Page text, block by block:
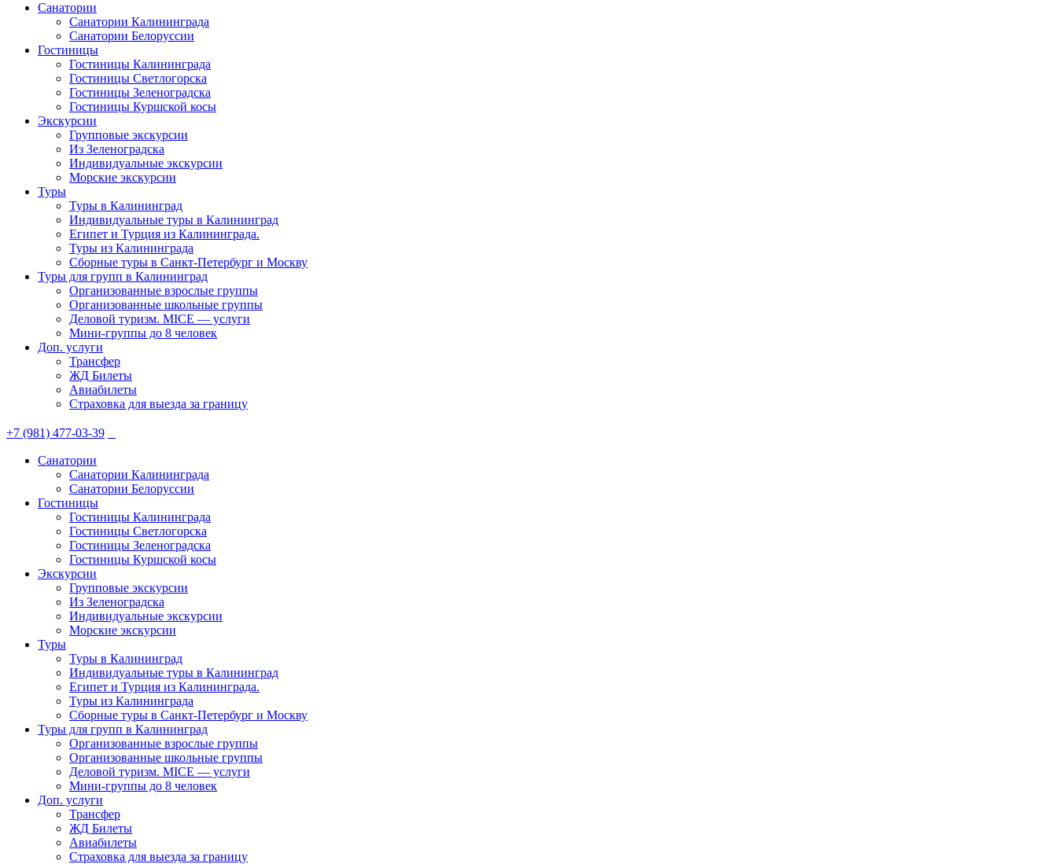
Санатории
Санатории Калининграда
Санатории Белоруссии
Гостиницы
Гостиницы Калининграда
Гостиницы Светлогорска
Гостиницы Зеленоградска
Гостиницы Куршской косы
Экскурсии
Групповые экскурсии
Из Зеленоградска
Индивидуальные экскурсии
Морские экскурсии
Туры
Туры в Калининград
Индивидуальные туры в Калининград
Египет и Турция из Калининграда.
Туры из Калининграда
Сборные туры в Санкт-Петербург и Москву
Туры для групп в Калининград
Организованные взрослые группы
Организованные школьные группы
Деловой туризм. MICE — услуги
Мини-группы до 8 человек
Доп. услуги
Трансфер
ЖД Билеты
Авиабилеты
Страховка для выезда за границу
+7 (981) 477-03-39
Санатории
Санатории Калининграда
Санатории Белоруссии
Гостиницы
Гостиницы Калининграда
Гостиницы Светлогорска
Гостиницы Зеленоградска
Гостиницы Куршской косы
Экскурсии
Групповые экскурсии
Из Зеленоградска
Индивидуальные экскурсии
Морские экскурсии
Туры
Туры в Калининград
Индивидуальные туры в Калининград
Египет и Турция из Калининграда.
Туры из Калининграда
Сборные туры в Санкт-Петербург и Москву
Туры для групп в Калининград
Организованные взрослые группы
Организованные школьные группы
Деловой туризм. MICE — услуги
Мини-группы до 8 человек
Доп. услуги
Трансфер
ЖД Билеты
Авиабилеты
Страховка для выезда за границу